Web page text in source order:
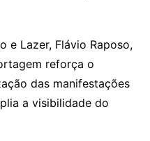
e Lazer, Flávio Raposo,
reforça o
das manifestações
a visibilidade do